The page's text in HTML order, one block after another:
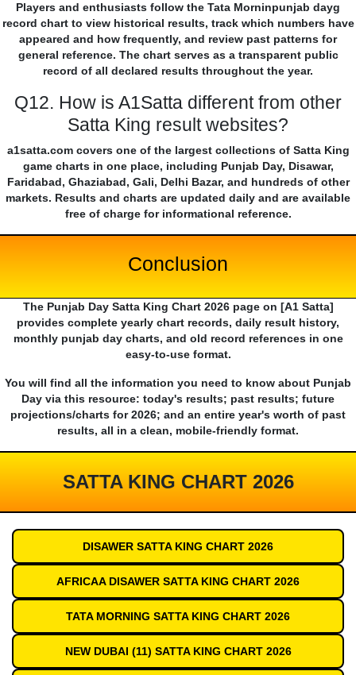
Players and enthusiasts follow the Tata Morninpunjab dayg
record chart to view historical results, track which numbers have
appeared and how frequently, and review past patterns for
general reference. The chart serves as a transparent public
record of all declared results throughout the year.
Q12. How is A1Satta different from other
Satta King result websites?
a1satta.com covers one of the largest collections of Satta King
game charts in one place, including Punjab Day, Disawar,
Faridabad, Ghaziabad, Gali, Delhi Bazar, and hundreds of other
markets. Results and charts are updated daily and are available
free of charge for informational reference.
Conclusion
The Punjab Day Satta King Chart 2026 page on [A1 Satta]
provides complete yearly chart records, daily result history,
monthly punjab day charts, and old record references in one
easy-to-use format.
You will find all the information you need to know about Punjab
Day via this resource: today's results; past results; future
projections/charts for 2026; and an entire year's worth of past
results, all in a clean, mobile-friendly format.
SATTA KING CHART 2026
DISAWER SATTA KING CHART 2026
AFRICAA DISAWER SATTA KING CHART 2026
TATA MORNING SATTA KING CHART 2026
NEW DUBAI (11) SATTA KING CHART 2026